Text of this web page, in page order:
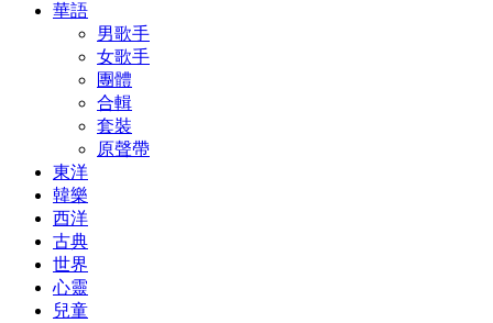
華語
男歌手
女歌手
團體
合輯
套裝
原聲帶
東洋
韓樂
西洋
古典
世界
心靈
兒童